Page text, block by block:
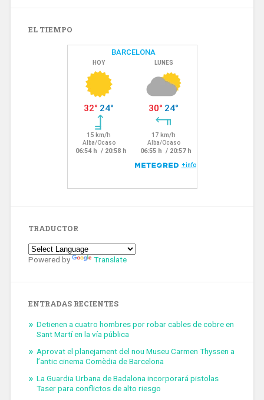
EL TIEMPO
TRADUCTOR
Powered by Translate
ENTRADAS RECIENTES
Detienen a cuatro hombres por robar cables de cobre en
Sant Martí en la vía pública
Aprovat el planejament del nou Museu Carmen Thyssen a
l’antic cinema Comèdia de Barcelona
La Guardia Urbana de Badalona incorporará pistolas
Taser para conflictos de alto riesgo